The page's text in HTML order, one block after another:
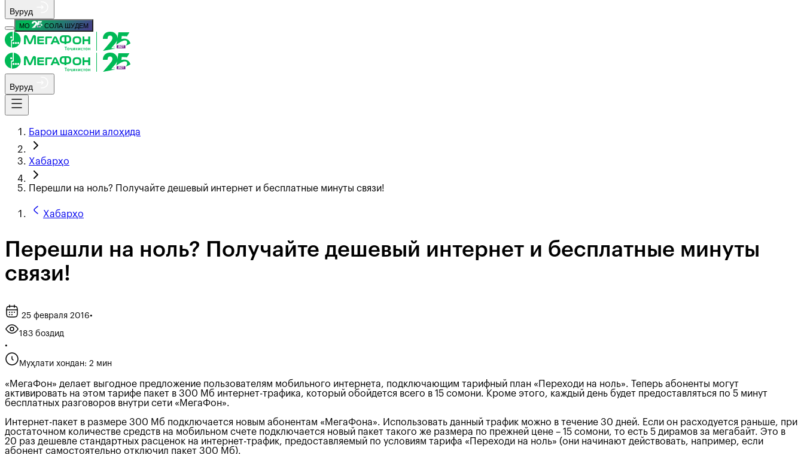
Вуруд
МО СОЛА ШУДЕМ
Вуруд
Барои шахсони алоҳида
Хабарҳо
Перешли на ноль? Получайте дешевый интернет и бесплатные минуты связи!
Хабарҳо
Перешли на ноль? Получайте дешевый интернет и бесплатные минуты
связи!
25 февраля 2016•
183 боздид
•
Муҳлати хондан: 2 мин
«МегаФон» делает выгодное предложение пользователям мобильного интернета, подключающим тарифный план «Переходи на ноль». Теперь абоненты могут
активировать на этом тарифе пакет в 300 Мб интернет-трафика, который обойдется всего в 15 сомони. Кроме этого, каждый день будет предоставляться по 5 минут
бесплатных разговоров внутри сети «МегаФон».
Интернет-пакет в размере 300 Мб подключается новым абонентам «МегаФона». Использовать данный трафик можно в течение 30 дней. Если он расходуется раньше, при
достаточном количестве средств на мобильном счете подключается новый пакет такого же размера по прежней цене – 15 сомони, то есть 5 дирамов за мегабайт. Это в
20 раз дешевле стандартных расценок на интернет-трафик, предоставляемый по условиям тарифа «Переходи на ноль» (они начинают действовать, например, если
абонент самостоятельно отключил пакет 300 Мб).